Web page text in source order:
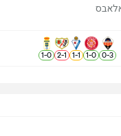
3
-
0
0
-
1
1
-
1
1
-
2
0
-
1